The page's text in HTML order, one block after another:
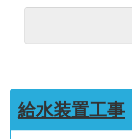
給水装置工事